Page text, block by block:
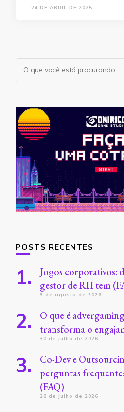
24 DE ABRIL DE 2025
Procurando
POSTS RECENTES
Jogos corporativos:
gestor de RH tem
3 de agosto de 2026
O que é
transforma o
30 de julho de 2026
Co-Dev e
perguntas
(FAQ)
28 de julho de 2026